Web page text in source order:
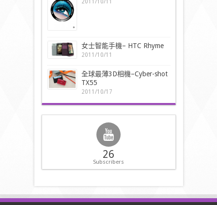
2011/10/11
女士智能手機– HTC Rhyme
2011/10/11
全球最薄3D相機–Cyber-shot
TX55
2011/10/17
26
Subscribers